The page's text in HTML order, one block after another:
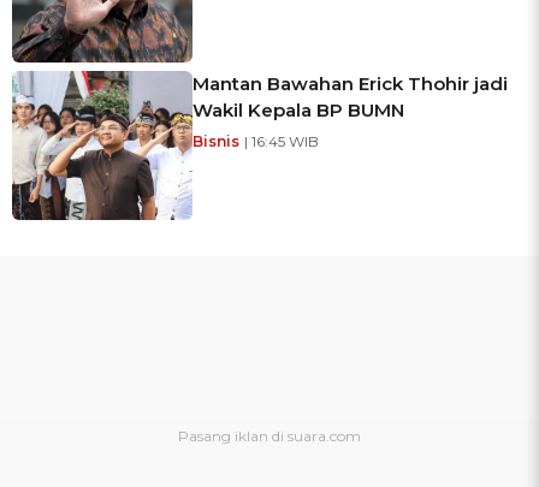
Mantan Bawahan Erick Thohir jadi
Wakil Kepala BP BUMN
Bisnis | 16:45 WIB